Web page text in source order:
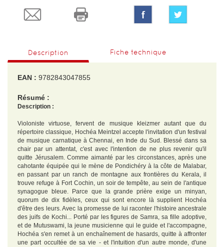
Description Fiche technique
EAN : 9782843047855
Résumé :
Description :
Violoniste virtuose, fervent de musique kleizmer autant que du
répertoire classique, Hochéa Meintzel accepte l'invitation d'un festival
de musique carnatique à Chennai, en Inde du Sud. Blessé dans sa
chair par un attentat, c'est avec l'intention de ne plus revenir qu'il
quitte Jérusalem. Comme aimanté par les circonstances, après une
cahotante équipée qui le mène de Pondichéry à la côte de Malabar,
en passant par un ranch de montagne aux frontières du Kerala, il
trouve refuge à Fort Cochin, un soir de tempête, au sein de l'antique
synagogue bleue. Parce que la grande prière exige un minyan,
quorum de dix fidèles, ceux qui sont encore là supplient Hochéa
d'être des leurs. Avec la promesse de lui raconter l'histoire ancestrale
des juifs de Kochi... Porté par les figures de Samra, sa fille adoptive,
et de Mutuswami, la jeune musicienne qui le guide et l'accompagne,
Hochéa s'en remet à un enchaînement de hasards, quitte à affronter
une part occultée de sa vie - et l'intuition d'un autre monde, d'une